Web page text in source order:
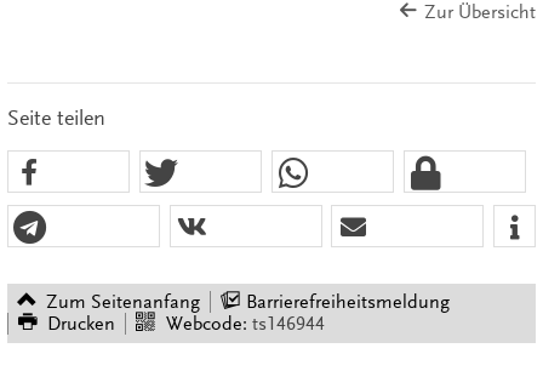
Zur Übersicht
Seite teilen
Zum Seitenanfang
Barrierefreiheitsmeldung
Drucken
Webcode: ts146944